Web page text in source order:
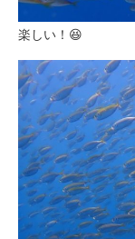
楽しい！😆